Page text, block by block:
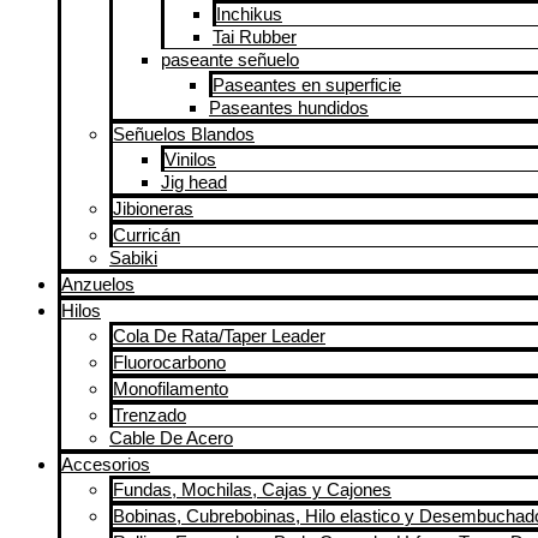
Inchikus
Tai Rubber
paseante señuelo
Paseantes en superficie
Paseantes hundidos
Señuelos Blandos
Vinilos
Jig head
Jibioneras
Curricán
Sabiki
Anzuelos
Hilos
Cola De Rata/Taper Leader
Fluorocarbono
Monofilamento
Trenzado
Cable De Acero
Accesorios
Fundas, Mochilas, Cajas y Cajones
Bobinas, Cubrebobinas, Hilo elastico y